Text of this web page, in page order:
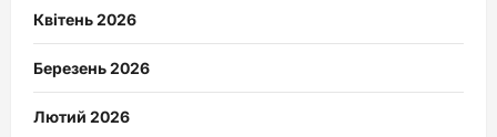
Квітень 2026
Березень 2026
Лютий 2026